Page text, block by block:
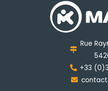
peuvent
être
sur
page
du
Rue
+33